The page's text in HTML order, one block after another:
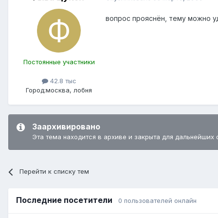
Постоянные участники
42.8 тыс
Город:москва, лобня
вопрос прояснён, тему можно
Заархивировано
Эта тема находится в архиве и закрыта для дальнейших
Перейти к списку тем
Последние посетители 0 пользователей онлайн